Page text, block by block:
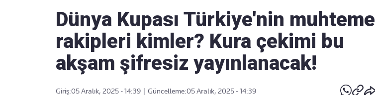
Dünya Kupası Türkiye'nin muhtemel
rakipleri kimler? Kura çekimi bu
akşam şifresiz yayınlanacak!
Giriş:05 Aralık, 2025 - 14:39 Güncelleme:05 Aralık, 2025 - 14:39